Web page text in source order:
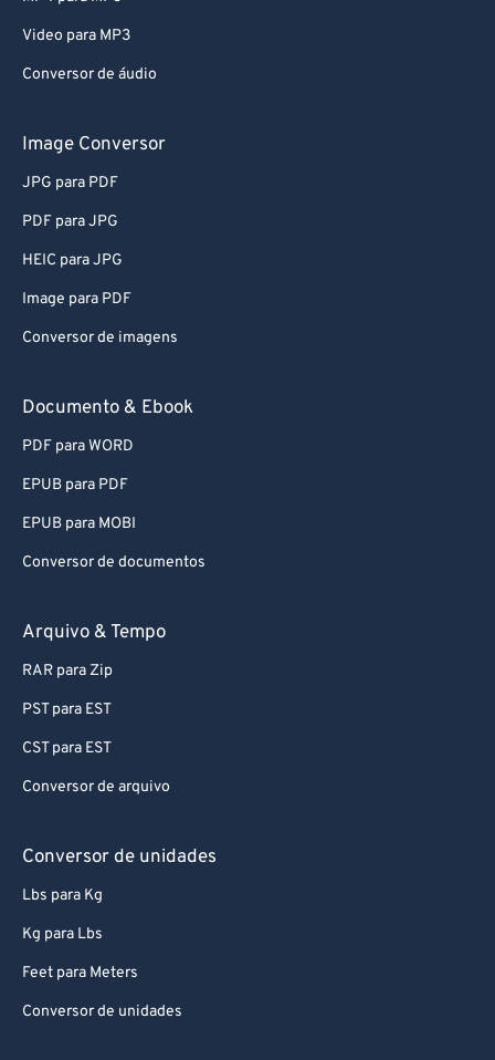
Video para MP3
Conversor de áudio
Image Conversor
JPG para PDF
PDF para JPG
HEIC para JPG
Image para PDF
Conversor de imagens
Documento & Ebook
PDF para WORD
EPUB para PDF
EPUB para MOBI
Conversor de documentos
Arquivo & Tempo
RAR para Zip
PST para EST
CST para EST
Conversor de arquivo
Conversor de unidades
Lbs para Kg
Kg para Lbs
Feet para Meters
Conversor de unidades